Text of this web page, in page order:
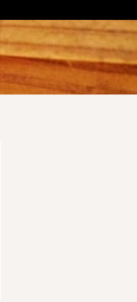
お気軽にお問い合わせ下さ
0185-74-5089
090-4314-0309